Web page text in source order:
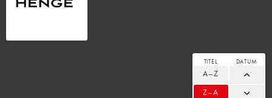
TITEL
A–Z
Z–A
DATUM